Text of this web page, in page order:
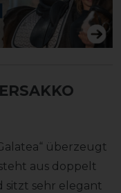
überzeugt
aus doppelt
sehr elegant